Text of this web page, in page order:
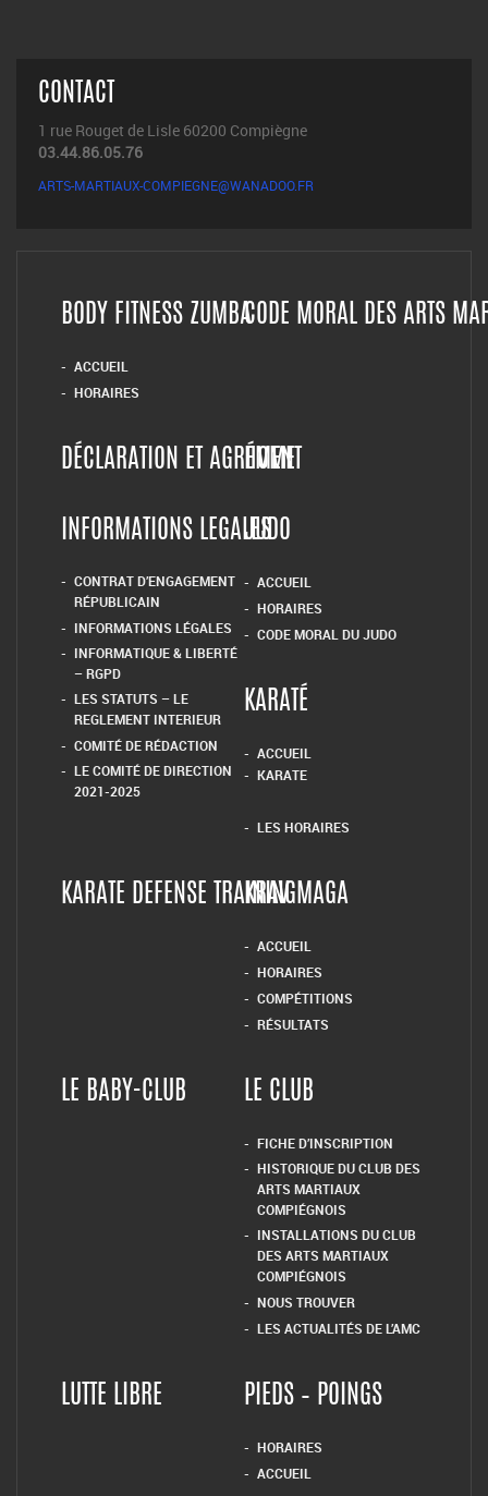
CONTACT
1 rue Rouget de Lisle 60200 Compiègne
03.44.86.05.76
ARTS-MARTIAUX-COMPIEGNE@WANADOO.FR
BODY FITNESS ZUMBA
ACCUEIL
HORAIRES
CODE MORAL DES ARTS
DÉCLARATION ET AGRÉMENT
HOME
INFORMATIONS LEGALES
CONTRAT D’ENGAGEMENT
RÉPUBLICAIN
INFORMATIONS LÉGALES
INFORMATIQUE & LIBERTÉ
– RGPD
LES STATUTS – LE
REGLEMENT INTERIEUR
COMITÉ DE RÉDACTION
LE COMITÉ DE DIRECTION
2021-2025
JUDO
ACCUEIL
HORAIRES
CODE MORAL DU JUDO
KARATÉ
ACCUEIL
KARATE
LES HORAIRES
KARATE DEFENSE TRAININGKRAV MAGA
ACCUEIL
HORAIRES
COMPÉTITIONS
RÉSULTATS
LE BABY-CLUB LE CLUB
FICHE D’INSCRIPTION
HISTORIQUE DU CLUB DES
ARTS MARTIAUX
COMPIÉGNOIS
INSTALLATIONS DU CLUB
DES ARTS MARTIAUX
COMPIÉGNOIS
NOUS TROUVER
LES ACTUALITÉS DE L’AMC
LUTTE LIBRE PIEDS – POINGS
HORAIRES
ACCUEIL